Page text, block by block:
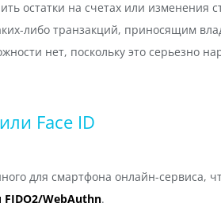
остатки на счетах или изменения
либо транзакций, приносящим
нет, поскольку это серьезно
Face ID
для смартфона онлайн-сервиса,
WebAuthn.